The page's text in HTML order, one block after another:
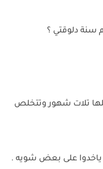
سنة دلوقتي ؟
تلات شهور وتتخلص
على بعض شويه .